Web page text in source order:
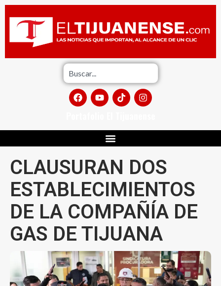
CLAUSURAN DOS
ESTABLECIMIENTOS
DE LA COMPAÑÍA DE
GAS DE TIJUANA